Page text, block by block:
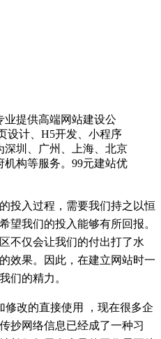
业提供高端网站建设公
设计、H5开发、小程序
深圳、广州、上海、北京
构等服务。99元建站优
入过程，需要我们持之以恒
望我们的投入能够有所回报。
不仅会让我们的付出打了水
效果。因此，在建立网站时一
们的精力。
改的直接使用 ，现在很多企
抄网络信息已经成了一种习